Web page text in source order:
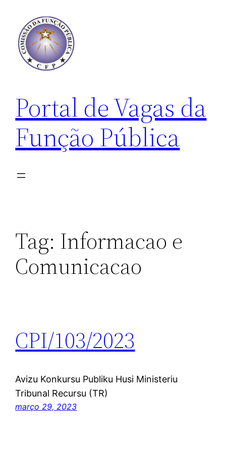
conteúdo
Portal de Vagas da
Função Pública
Tag: Informacao e
Comunicacao
CPI/103/2023
Avizu Konkursu Publiku Husi Ministeriu
Tribunal Recursu (TR)
março 29, 2023